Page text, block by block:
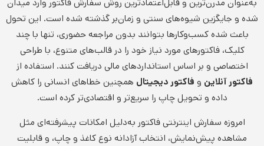
به‌عنوان مدرن‌ترین و قابل‌اعتمادترین روش سفارش فاکتور وارد میدان
شده و جایگزین شیوه‌های سنتی و زمان‌بر گذشته شده است. این تحول
باعث شده کسب‌وکارها بتوانند بدون مراجعه حضوری، تنها با چند
کلیک، فاکتورهای مورد نیاز خود را در قالب‌های متنوع، با طراحی
اختصاصی و بر اساس استانداردهای مالی دریافت کنند. استفاده از
فاکتور آنلاین و فاکتور دیجیتال همچنین خطاهای انسانی را کاهش
داده و تحویل چاپ را سریع‌تر و اقتصادی‌تر کرده است.
امروزه سفارش اینترنتی فاکتور به‌دلیل امکانات پیشرفته‌ای مثل
مشاهده پیش‌نمایش، انتخاب آزادانه نوع کاغذ و چاپ، و قابلیت